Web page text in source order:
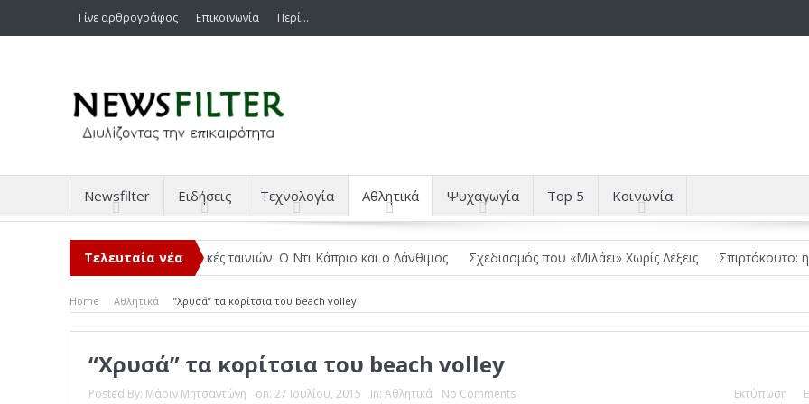
Γίνε αρθρογράφος Επικοινωνία Περί…
Newsfilter Ειδήσεις Τεχνολογία Αθλητικά Ψυχαγωγία Top 5 Κοινωνία
Τελευταία νέα
μέσα στο 2025 Κριτικές ταινιών: Ο Ντι Κάπριο και ο Λάνθιμος Σχεδιασμός που «Μιλάει» Χωρίς Λέξεις Σπιρτόκουτο: η
Home Αθλητικά “Χρυσά” τα κορίτσια του beach volley
“Χρυσά” τα κορίτσια του beach volley
Posted By: Μάριν Μητσαντώνη on: 27 Ιουλίου, 2015 In: Αθλητικά No Comments Εκτύπωση